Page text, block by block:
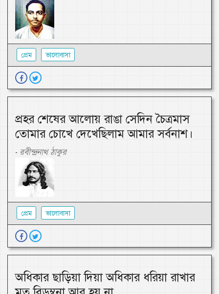
প্রেম ভালোবাসা
প্রহর শেষের আলোয় রাঙা সেদিন চৈত্রমাস
তোমার চোখে দেখেছিলাম আমার সর্বনাশ।
- রবীন্দ্রনাথ ঠাকুর
প্রেম ভালোবাসা
অধিকার ছাড়িয়া দিয়া অধিকার ধরিয়া রাখার